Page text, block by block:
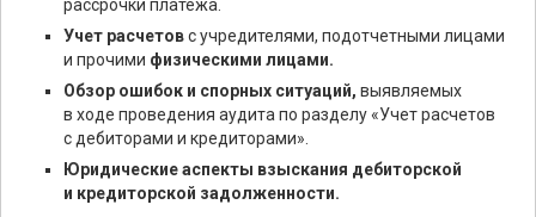
рассрочки платежа.
Учет расчетовс учредителями, подотчетными лицами
и прочими физическими лицами.
Обзор ошибок и спорных ситуаций, выявляемых
в ходе проведения аудита по разделу «Учет расчетов
с дебиторами и кредиторами».
Юридические аспекты взыскания дебиторской
и кредиторской задолженности.